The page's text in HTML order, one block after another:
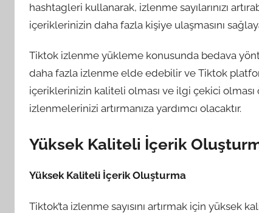
hashtagleri kullanarak, izlenme sayılarınızı
içeriklerinizin daha fazla kişiye ulaşmasını
Tiktok izlenme yükleme konusunda bedava
daha fazla izlenme elde edebilir ve Tiktok
içeriklerinizin kaliteli olması ve ilgi çekici olması
izlenmelerinizi artırmanıza yardımcı olacaktır.
Yüksek Kaliteli İçerik
Yüksek Kaliteli İçerik Oluşturma
Tiktok’ta izlenme sayısını artırmak için